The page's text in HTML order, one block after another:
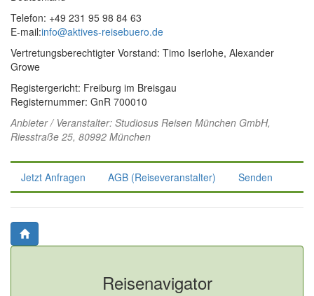
Telefon: +49 231 95 98 84 63
E-mail:info@aktives-reisebuero.de
Vertretungsberechtigter Vorstand: Timo Iserlohe, Alexander
Growe
Registergericht: Freiburg im Breisgau
Registernummer: GnR 700010
Anbieter / Veranstalter: Studiosus Reisen München GmbH,
Riesstraße 25, 80992 München
Jetzt Anfragen AGB (Reiseveranstalter) Senden
Reisenavigator